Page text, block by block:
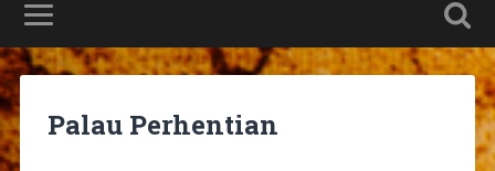
Palau Perhentian